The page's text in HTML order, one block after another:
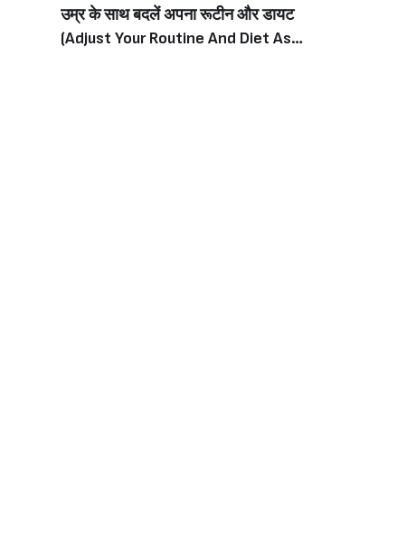
उम्र के साथ बदलें अपना रूटीन और डायट
(Adjust Your Routine And Diet As